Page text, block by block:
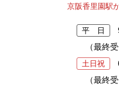
京阪香里園駅
平 日
（最終
土日祝
（最終